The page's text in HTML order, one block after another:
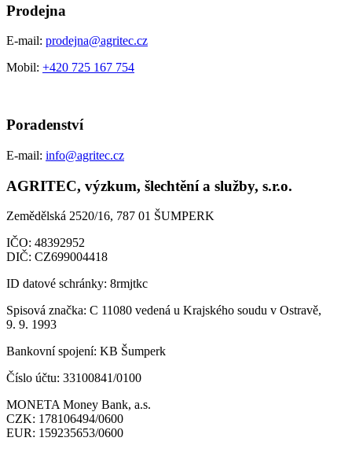
Prodejna
E-mail: prodejna@agritec.cz
Mobil: +420 725 167 754
Poradenství
E-mail: info@agritec.cz
AGRITEC, výzkum, šlechtění a služby, s.r.o.
Zemědělská 2520/16, 787 01 ŠUMPERK
IČO: 48392952
DIČ: CZ699004418
ID datové schránky: 8rmjtkc
Spisová značka: C 11080 vedená u Krajského soudu v Ostravě,
9. 9. 1993
Bankovní spojení: KB Šumperk
Číslo účtu: 33100841/0100
MONETA Money Bank, a.s.
CZK: 178106494/0600
EUR: 159235653/0600